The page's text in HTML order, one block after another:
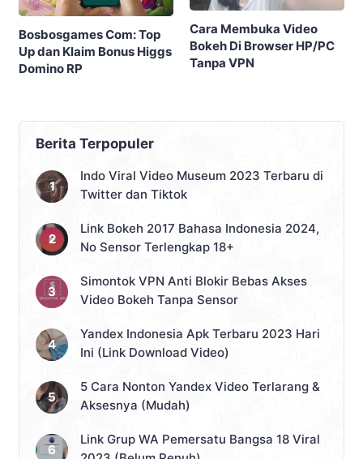
Bosbosgames Com: Top
Up dan Klaim Bonus Higgs
Domino RP
Cara Membuka Video
Bokeh Di Browser HP/PC
Tanpa VPN
Berita Terpopuler
Indo Viral Video Museum 2023 Terbaru di
Twitter dan Tiktok
Link Bokeh 2017 Bahasa Indonesia 2024,
No Sensor Terlengkap 18+
Simontok VPN Anti Blokir Bebas Akses
Video Bokeh Tanpa Sensor
Yandex Indonesia Apk Terbaru 2023 Hari
Ini (Link Download Video)
5 Cara Nonton Yandex Video Terlarang &
Aksesnya (Mudah)
Link Grup WA Pemersatu Bangsa 18 Viral